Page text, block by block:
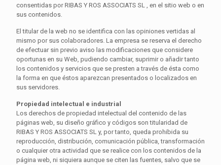
consentidas por RIBAS Y ROS ASSOCIATS SL , en el sitio web o en
sus contenidos.
El titular de la web no se identifica con las opiniones vertidas al
mismo por sus colaboradores. La empresa se reserva el derecho
de efectuar sin previo aviso las modificaciones que considere
oportunas en su Web, pudiendo cambiar, suprimir o añadir tanto
los contenidos y servicios que se presten a través de ésta como
la forma en que éstos aparezcan presentados o localizados en
sus servidores.
Propiedad intelectual e industrial
Los derechos de propiedad intelectual del contenido de las
páginas web, su diseño gráfico y códigos son titularidad de
RIBAS Y ROS ASSOCIATS SL y, por tanto, queda prohibida su
reproducción, distribución, comunicación pública, transformación
o cualquier otra actividad que se realice con los contenidos de la
página web, ni siquiera aunque se citen las fuentes, salvo que se